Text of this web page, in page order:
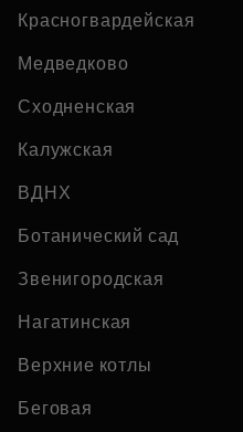
Красногвардейская
Медведково
Сходненская
Калужская
ВДНХ
Ботанический сад
Звенигородская
Нагатинская
Верхние котлы
Беговая